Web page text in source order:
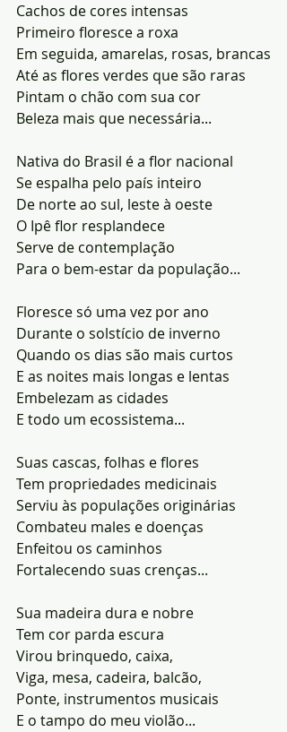
Cachos de cores intensas
Primeiro floresce a roxa
Em seguida, amarelas, rosas, brancas
Até as flores verdes que são raras
Pintam o chão com sua cor
Beleza mais que necessária...
Nativa do Brasil é a flor nacional
Se espalha pelo país inteiro
De norte ao sul, leste à oeste
O Ipê flor resplandece
Serve de contemplação
Para o bem-estar da população...
Floresce só uma vez por ano
Durante o solstício de inverno
Quando os dias são mais curtos
E as noites mais longas e lentas
Embelezam as cidades
E todo um ecossistema...
Suas cascas, folhas e flores
Tem propriedades medicinais
Serviu às populações originárias
Combateu males e doenças
Enfeitou os caminhos
Fortalecendo suas crenças...
Sua madeira dura e nobre
Tem cor parda escura
Virou brinquedo, caixa,
Viga, mesa, cadeira, balcão,
Ponte, instrumentos musicais
E o tampo do meu violão...